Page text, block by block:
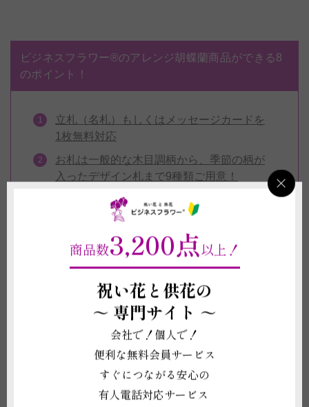
ビジネスフラワー®のアレンジ胡蝶蘭商品ができる8
のポイント！
立札（名札）もしくはメッセージカードを
1枚無料対応
お札は一般的な木目調柄から、季節の柄が
入ったデザイン札まで9種類ご用意！
包装紙13色・リボン13色より組み合わせは
自由！※お供え用もOK
お届けする胡蝶蘭のお写真をお送りいたし
ます
電報（祝電・弔電）を1通無料で同封いた
処分が簡単な鉢や、回収サービスで受取り
後の負担軽減
花びらに企業ロゴや桜など季節の絵柄を入
ったちょっと変わった胡蝶蘭も！
ハート型や大きなリング型など一味違う形
商品数3,200点以上！
祝い花と供花の
～ 専門サイト ～
会社で！個人で！
便利な無料会員サービス
すぐにつながる安心の
有人電話対応サービス